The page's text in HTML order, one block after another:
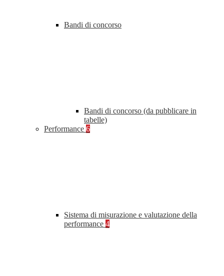
Bandi di concorso
Bandi di concorso (da pubblicare in
tabelle)
Performance 6
Sistema di misurazione e valutazione della
performance 4